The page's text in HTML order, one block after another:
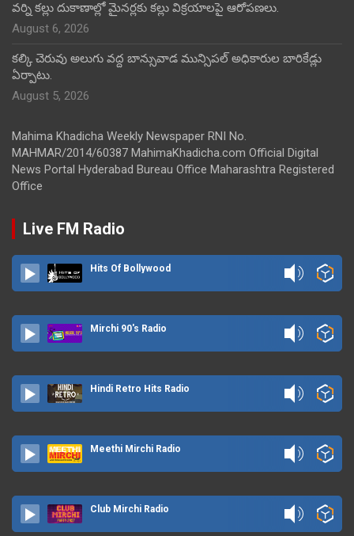
వర్ని కల్లు దుకాణాల్లో మైనర్లకు కల్లు విక్రయాలపై ఆరోపణలు.
August 6, 2026
కల్కి చెరువు అలుగు వద్ద బాన్సువాడ మున్సిపల్ అధికారుల బారికేడ్లు
ఏర్పాటు.
August 5, 2026
Mahima Khadicha Weekly Newspaper RNI No.
MAHMAR/2014/60387 MahimaKhadicha.com Official Digital
News Portal Hyderabad Bureau Office Maharashtra Registered
Office
Live FM Radio
Hits Of Bollywood
Mirchi 90's Radio
Hindi Retro Hits Radio
Meethi Mirchi Radio
Club Mirchi Radio